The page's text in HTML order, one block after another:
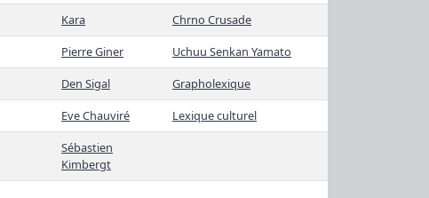
Kara
Chrno Crusade
Pierre Giner
Uchuu Senkan Yamato
Den Sigal
Grapholexique
Eve Chauviré
Lexique culturel
Sébastien
Kimbergt